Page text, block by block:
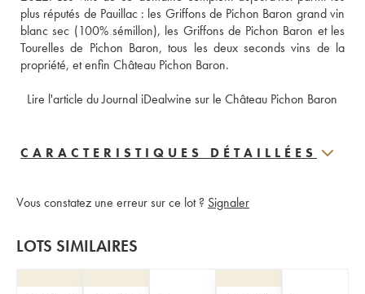
plus réputés de Pauillac : les Griffons de Pichon Baron grand vin
blanc sec (100% sémillon), les Griffons de Pichon Baron et les
Tourelles de Pichon Baron, tous les deux seconds vins de la
propriété, et enfin Château Pichon Baron.
Lire l'article du Journal iDealwine sur le Château Pichon Baron
CARACTERISTIQUES DÉTAILLÉES
Vous constatez une erreur sur ce lot ? Signaler
LOTS SIMILAIRES